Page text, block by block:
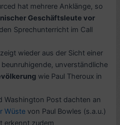
hat mehrere Anklänge, so
Geschäftsleute vor
Sprechunterricht im Call
zeigt wieder aus der Sicht einer
unverständliche
wie Paul Theroux in
Washington Post dachten an
Wüste von Paul Bowles (s.a.u.)
erkennt zudem